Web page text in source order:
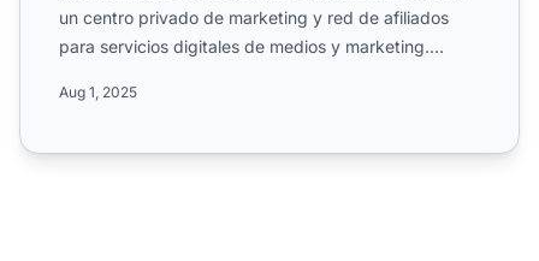
un centro privado de marketing y red de afiliados
para servicios digitales de medios y marketing.
Aug 1, 2025